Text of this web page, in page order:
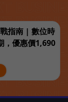
指南 | 數位時
，優惠價1,690